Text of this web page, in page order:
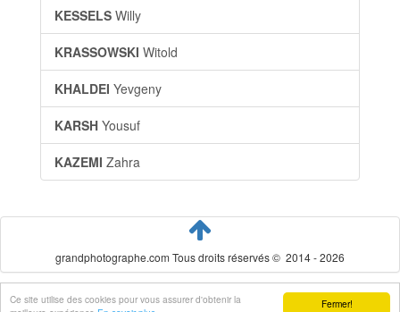
Fermer!
Ce site utilise des cookies pour vous assurer d'obtenir la
KESSELS Willy
KRASSOWSKI Witold
KHALDEI Yevgeny
KARSH Yousuf
KAZEMI Zahra
grandphotographe.com Tous droits réservés © 2014 - 2026